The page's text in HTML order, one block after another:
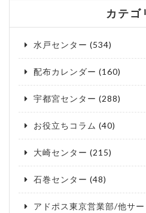
カテゴ
水戸センター (534)
配布カレンダー (160)
宇都宮センター (288)
お役立ちコラム (40)
大崎センター (215)
石巻センター (48)
アドポス東京営業部/他サー